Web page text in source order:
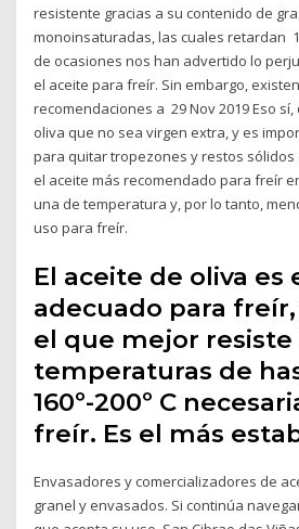
resistente gracias a su contenido de
monoinsaturadas, las cuales retardan
de ocasiones nos han advertido lo
el aceite para freír. Sin embargo,
recomendaciones a 29 Nov 2019 Eso
oliva que no sea virgen extra, y es
para quitar tropezones y restos
el aceite más recomendado para freír
una de temperatura y, por lo tanto,
uso para freír.
El aceite de oliva es
adecuado para freír,
el que mejor resiste
temperaturas de
160º-200º C
freír. Es el más
Envasadores y comercializadores de
granel y envasados. Si continúa